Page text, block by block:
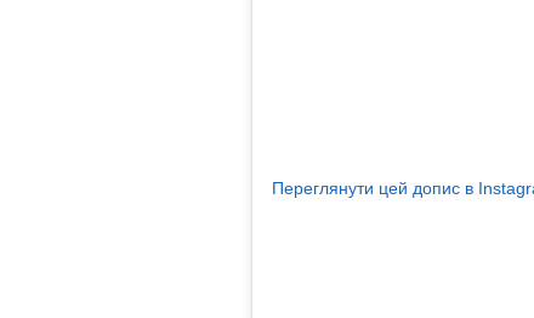
Переглянути цей допис в